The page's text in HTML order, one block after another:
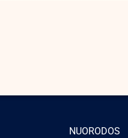
NUORODOS